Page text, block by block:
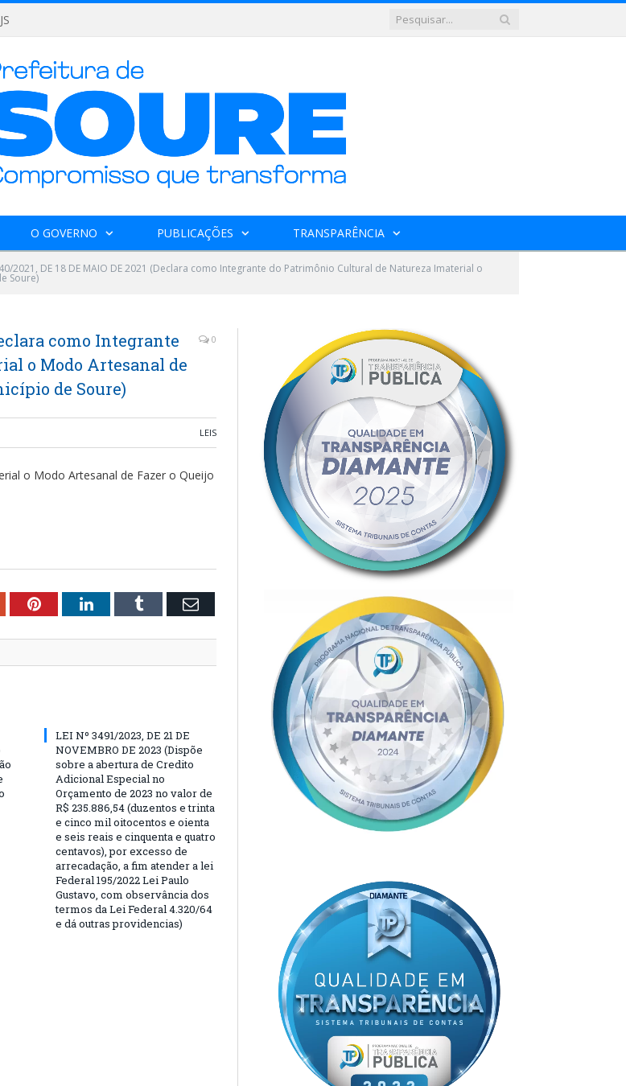
O GOVERNO PUBLICAÇÕES TRANSPARÊNCIA
2021, DE 18 DE MAIO DE 2021 (Declara como Integrante do Patrimônio Cultural de Natureza Imaterial o
Soure)
como Integrante
o Modo Artesanal de
de Soure)
0
LEIS
o Modo Artesanal de Fazer o Queijo
PinterestLinkedInTumblr Email
LEI Nº 3491/2023, DE 21 DE
NOVEMBRO DE 2023 (Dispõe
sobre a abertura de Credito
Adicional Especial no
Orçamento de 2023 no valor de
R$ 235.886,54 (duzentos e trinta
e cinco mil oitocentos e oienta
e seis reais e cinquenta e quatro
centavos), por excesso de
arrecadação, a fim atender a lei
Federal 195/2022 Lei Paulo
Gustavo, com observância dos
termos da Lei Federal 4.320/64
e dá outras providencias)